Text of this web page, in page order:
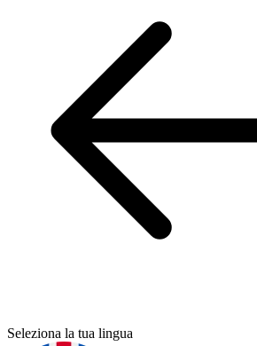
Seleziona la tua lingua